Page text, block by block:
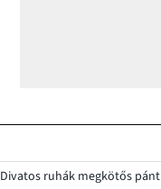
Divatos ruhák megkötős pánt